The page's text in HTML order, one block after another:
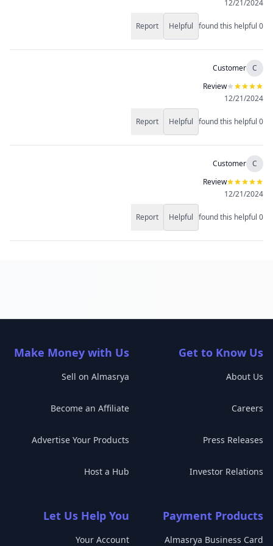
12/21/2024
0
found this helpful
Helpful
Report
C
Customer
Review
12/21/2024
0
found this helpful
Helpful
Report
C
Customer
Review
12/21/2024
0
found this helpful
Helpful
Report
Get to Know Us
About Us
Careers
Press Releases
Investor Relations
Make Money with Us
Sell on Almasrya
Become an Affiliate
Advertise Your Products
Host a Hub
Payment Products
Almasrya Business Card
Let Us Help You
Your Account